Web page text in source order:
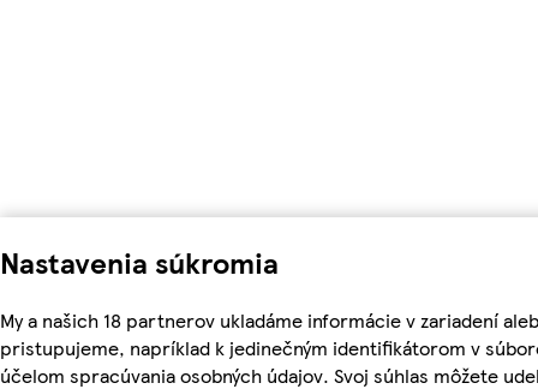
Nastavenia súkromia
My a našich 18 partnerov ukladáme informácie v zariadení
pristupujeme, napríklad k jedinečným identifikátorom v
účelom spracúvania osobných údajov. Svoj súhlas môžete